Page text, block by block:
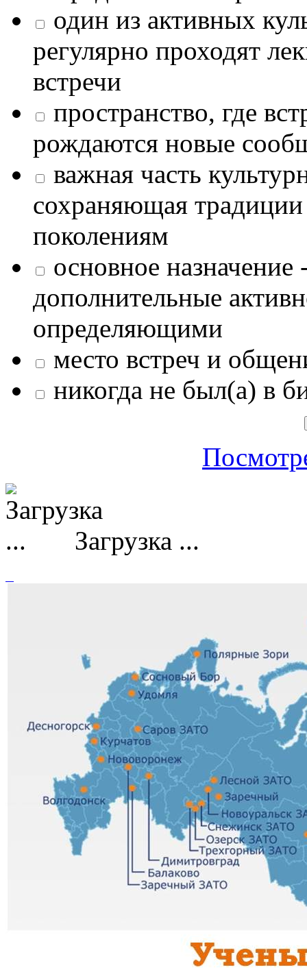
один из активных
регулярно проходят
встречи
пространство, где
рождаются новые
важная часть
сохраняющая
поколениям
основное назначение
дополнительные
определяющими
место встреч и
никогда не был(а) в
Загрузка ...